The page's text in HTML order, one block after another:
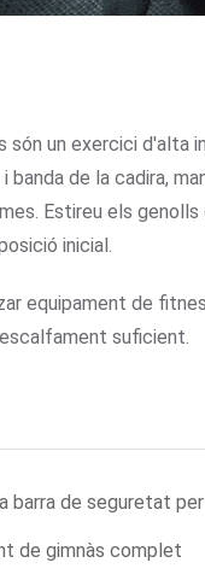
un exercici d'alta
i banda de la cadira,
Estireu els
inicial.
equipament de
suficient.
barra de seguretat
de gimnàs complet